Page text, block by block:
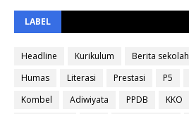
LABEL
Headline Kurikulum Berita sekolah
Humas
Literasi Prestasi P5
Kombel
Adiwiyata PPDB KKO